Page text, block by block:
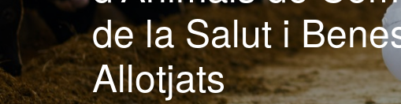
de la Salut i
Allotjats